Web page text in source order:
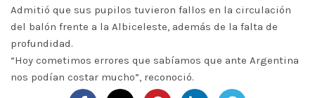
Admitió que sus pupilos tuvieron fallos en la circulación
del balón frente a la Albiceleste, además de la falta de
profundidad.
“Hoy cometimos errores que sabíamos que ante Argentina
nos podían costar mucho”, reconoció.